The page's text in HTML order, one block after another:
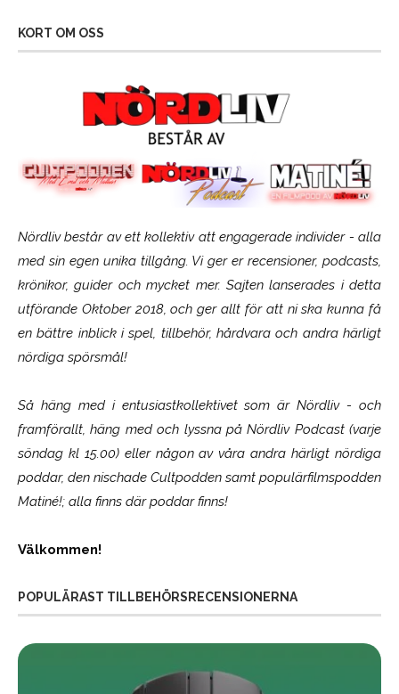
KORT OM OSS
Nördliv består av ett kollektiv att engagerade individer - alla
med sin egen unika tillgång. Vi ger er recensioner, podcasts,
krönikor, guider och mycket mer. Sajten lanserades i detta
utförande Oktober 2018, och ger allt för att ni ska kunna få
en bättre inblick i spel, tillbehör, hårdvara och andra härligt
nördiga spörsmål!
Så häng med i entusiastkollektivet som ärNördliv- och
framförallt, häng med och lyssna på Nördliv Podcast (varje
söndag kl 15.00) eller någon av våra andra härligt nördiga
poddar, den nischade Cultpodden samt populärfilmspodden
Matiné!; alla finns där poddar finns!
Välkommen!
POPULÄRAST TILLBEHÖRSRECENSIONERNA